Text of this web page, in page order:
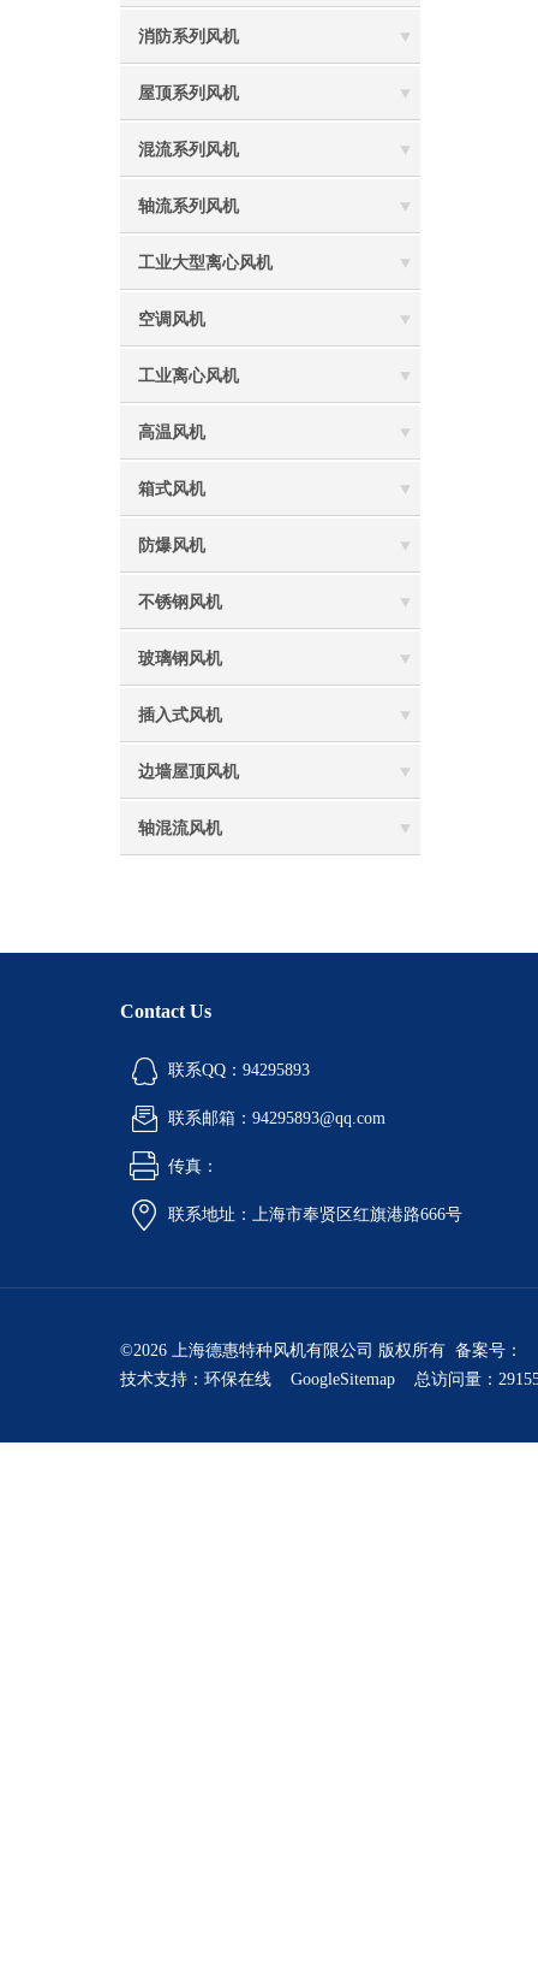
消防系列风机
屋顶系列风机
混流系列风机
轴流系列风机
工业大型离心风机
空调风机
工业离心风机
高温风机
箱式风机
防爆风机
不锈钢风机
玻璃钢风机
插入式风机
边墙屋顶风机
轴混流风机
Contact Us
联系QQ：94295893
联系邮箱：94295893@qq.com
传真：
联系地址：上海市奉贤区红旗港路666号
©2026 上海德惠特种风机有限公司 版权所有 备案号：
技术支持： 环保在线 GoogleSitemap 总访问量：